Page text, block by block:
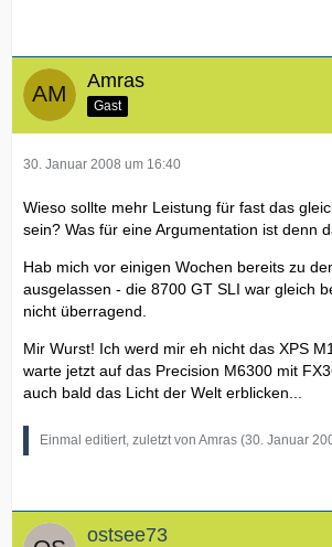
Amras
Gast
30. Januar 2008 um 16:40
Wieso sollte mehr Leistung für fast das
sein? Was für eine Argumentation ist denn
Hab mich vor einigen Wochen bereits zu
ausgelassen - die 8700 GT SLI war gleich
nicht überragend.
Mir Wurst! Ich werd mir eh nicht das XPS
warte jetzt auf das Precision M6300 mit
auch bald das Licht der Welt erblicken...
Einmal editiert, zuletzt von Amras (30. Januar
ostsee73